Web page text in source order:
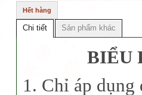
Hết hàng
Chi tiết Sản phẩm khác
BIỂU
1. Chỉ áp